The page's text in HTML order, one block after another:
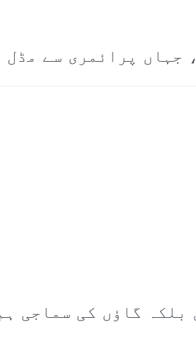
جہاں پرائمری سے مڈل
گاؤں کی سماجی